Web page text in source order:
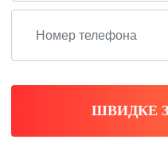
ШВИДКЕ